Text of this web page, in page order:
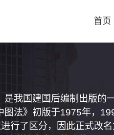
首页
我国建国后编制出版的
法》初版于1975年，
行了区分，因此正式改